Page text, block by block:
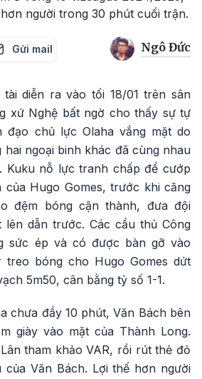
người trong 30 phút cuối trận.
Gửi mail Ngô Đức
diễn ra vào tối 18/01 trên sân
xứ Nghệ bất ngờ cho thấy sự tự
đạo chủ lực Olaha vắng mặt do
ngoại binh khác đã cùng nhau
Kuku nỗ lực tranh chấp để cướp
Hugo Gomes, trước khi căng
đệm bóng cận thành, đưa đội
lên dẫn trước. Các cầu thủ Công
sức ép và có được bàn gỡ vào
treo bóng cho Hugo Gomes dứt
5m50, cân bằng tỷ số 1-1.
chưa đầy 10 phút, Văn Bách bên
giày vào mặt của Thành Long.
tham khảo VAR, rồi rút thẻ đỏ
Văn Bách. Lợi thế hơn người